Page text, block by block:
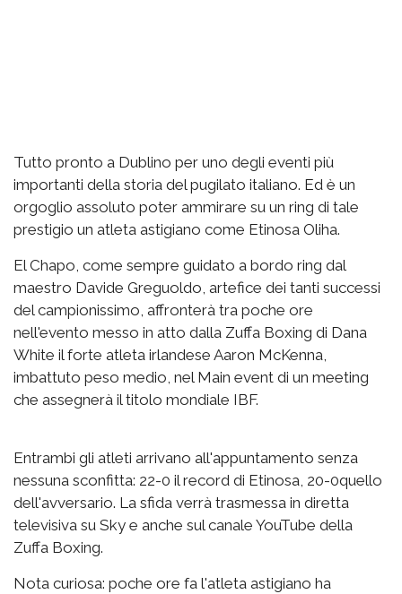
Tutto pronto a Dublino per uno degli eventi più
importanti della storia del pugilato italiano. Ed è un
orgoglio assoluto poter ammirare su un ring di tale
prestigio un atleta astigiano come Etinosa Oliha.
El Chapo, come sempre guidato a bordo ring dal
maestro Davide Greguoldo, artefice dei tanti successi
del campionissimo, affronterà tra poche ore
nell'evento messo in atto dalla Zuffa Boxing di Dana
White il forte atleta irlandese Aaron McKenna,
imbattuto peso medio, nel Main event di un meeting
che assegnerà il titolo mondiale IBF.
Entrambi gli atleti arrivano all'appuntamento senza
nessuna sconfitta: 22-0 il record di Etinosa, 20-0quello
dell'avversario. La sfida verrà trasmessa in diretta
televisiva su Sky e anche sul canale YouTube della
Zuffa Boxing.
Nota curiosa: poche ore fa l'atleta astigiano ha